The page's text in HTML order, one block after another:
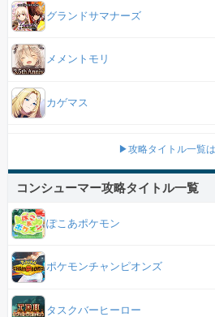
グランドサマナーズ
メメントモリ
カゲマス
▶攻略タイトル一覧
コンシューマー攻略タイトル一覧
ぽこあポケモン
ポケモンチャンピオンズ
タスクバーヒーロー